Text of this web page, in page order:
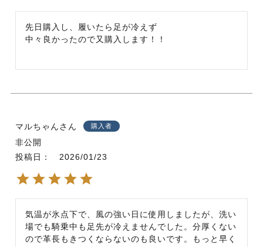
先日購入し、履いたら足が冷えず
中々良かったので又購入します！！
マルちゃん 購入者
非公開
投稿日
2026/01/23
気温が氷点下で、風の強い日に使用しましたが、洗い
場でも騎乗中も足先が冷えませんでした。分厚くない
ので革長もきつくならないのも良いです。もっと早く